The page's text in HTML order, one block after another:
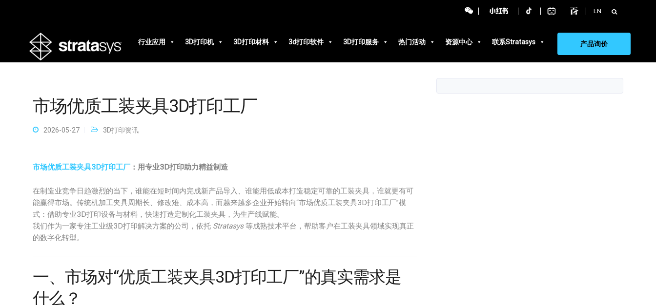
EN 搜
索：
行业应用
3D打印机 3D打印材料 3d打印软件 3D打印服务 热门活动 资源中心 联系Stratasys 产品询价
市场优质工装夹具3D打印工厂
2026-05-27 3D打印资讯
市场优质工装夹具3D打印工厂 ：用专业3D打印助力精益制造
在制造业竞争日趋激烈的当下，谁能在短时间内完成新产品导入、谁能用低成本打造稳定可靠的工装夹具，谁就更有可
能赢得市场。传统机加工夹具周期长、修改难、成本高，而越来越多企业开始转向“市场优质工装夹具3D打印工厂”模
式：借助专业3D打印设备与材料，快速打造定制化工装夹具，为生产线赋能。
我们作为一家专注工业级3D打印解决方案的公司，依托 Stratasys等成熟技术平台，帮助客户在工装夹具领域实现真正
的数字化转型。
一、市场对“优质工装夹具3D打印工厂”的真实需求是
什么？